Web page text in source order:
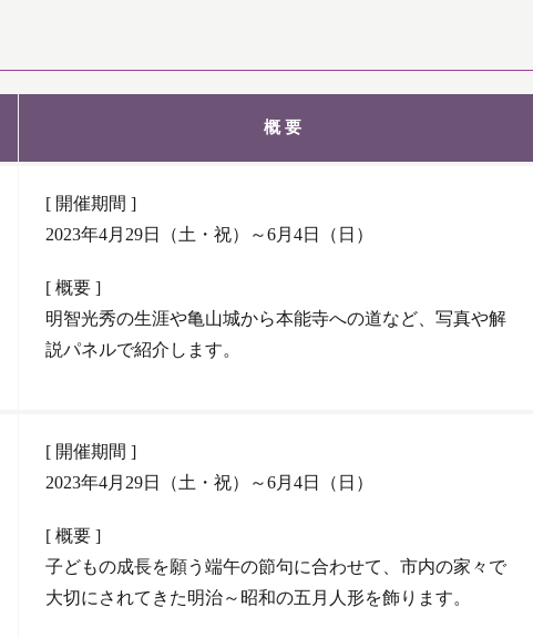
概要
[ 開催期間 ]
2023年4月29日（土・祝）～6月4日（日）
[ 概要 ]
明智光秀の生涯や亀山城から本能寺への道など、写真や解
説パネルで紹介します。
[ 開催期間 ]
2023年4月29日（土・祝）～6月4日（日）
[ 概要 ]
子どもの成長を願う端午の節句に合わせて、市内の家々で
大切にされてきた明治～昭和の五月人形を飾ります。